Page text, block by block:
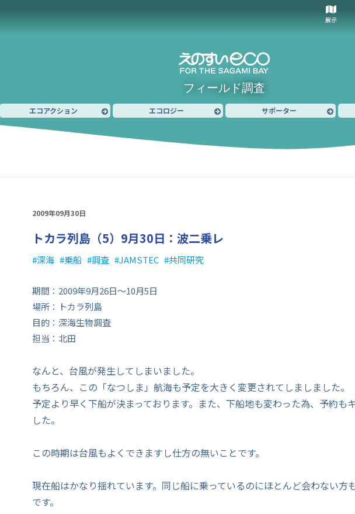
展示
フィールド調査
エコアクション エコロジー サポーター
2009年09月30日
トカラ列島（5） 9月30日：波二乗レ
深海 乗船 調査 JAMSTEC 共同研究
期間：2009年9月26日～10月5日
場所：トカラ列島
目的：深海生物調査
担当：北田
なんと、台風が発生してしまいました。
もちろん、この「なつしま」航海も予定を大きく変更されてしましました。
予定より早く下船が決まっております。また、下船地も変わった為、予約も
した。
この時期は台風もよくできますし仕方の無いことです。
現在船はかなり揺れています。同じ船に乗っているのにほとんど会わない方
です。